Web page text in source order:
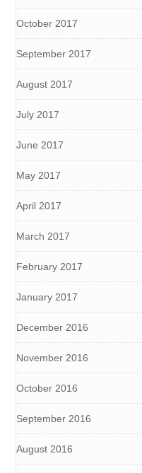
October 2017
September 2017
August 2017
July 2017
June 2017
May 2017
April 2017
March 2017
February 2017
January 2017
December 2016
November 2016
October 2016
September 2016
August 2016